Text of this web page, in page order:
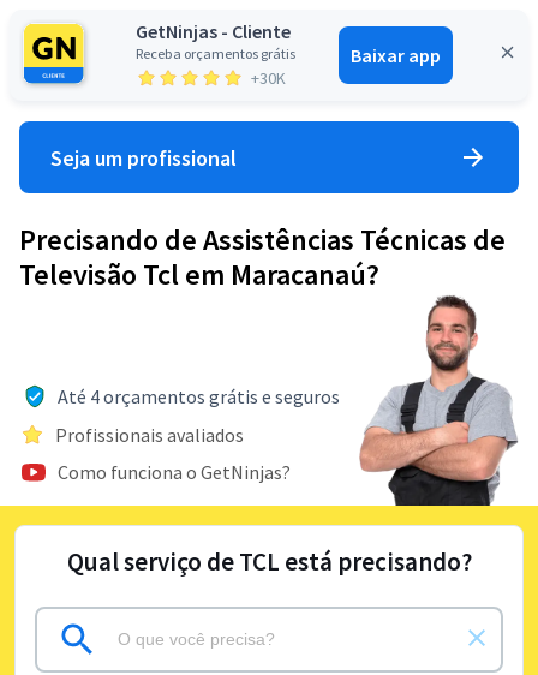
GetNinjas - Cliente
Receba orçamentos grátis
+30K
Baixar app
Entrar
Seja um profissional
Precisando de Assistências Técnicas de
Televisão Tcl em Maracanaú?
Até 4 orçamentos grátis e seguros
Profissionais avaliados
Como funciona o GetNinjas?
Qual serviço de TCL está precisando?